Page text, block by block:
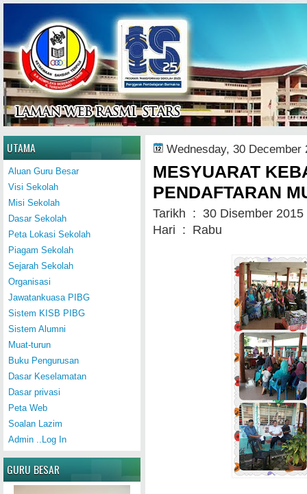
Home
Wednesday, 30 December
MESYUARAT
PENDAFTARAN
Tarikh : 30 Disember 2015
Hari : Rabu
UTAMA
Aluan Guru Besar
Visi Sekolah
Misi Sekolah
Dasar Sekolah
Peta Lokasi Sekolah
Piagam Sekolah
Sejarah Sekolah
Organisasi
Jawatankuasa PIBG
Sistem KISB PIBG
Sistem Alumni
Muat-turun
Buku Pengurusan
Dasar Keselamatan
Dasar privasi
Peta Web
Soalan Lazim
Admin ..Log In
GURU BESAR